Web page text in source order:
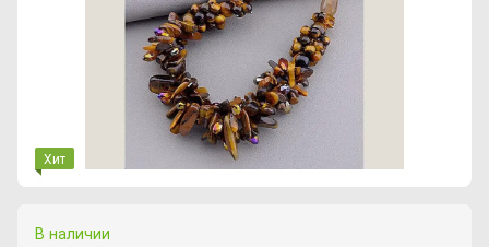
Хит
В наличии